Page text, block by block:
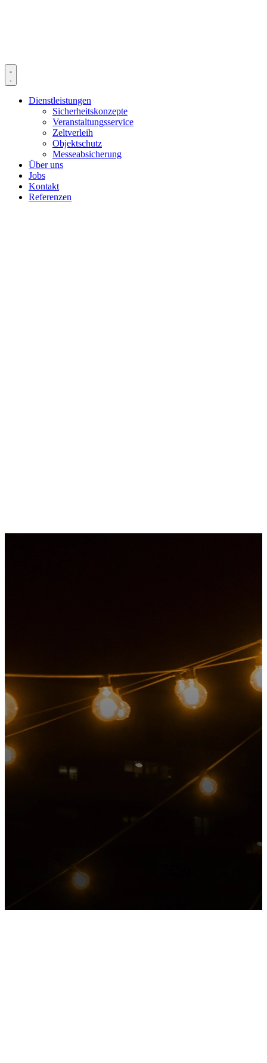
Dienstleistungen
Sicherheits­konzepte
Veranstaltungs­service
Zeltverleih
Objektschutz
Messe­absicherung
Über uns
Jobs
Kontakt
Referenzen